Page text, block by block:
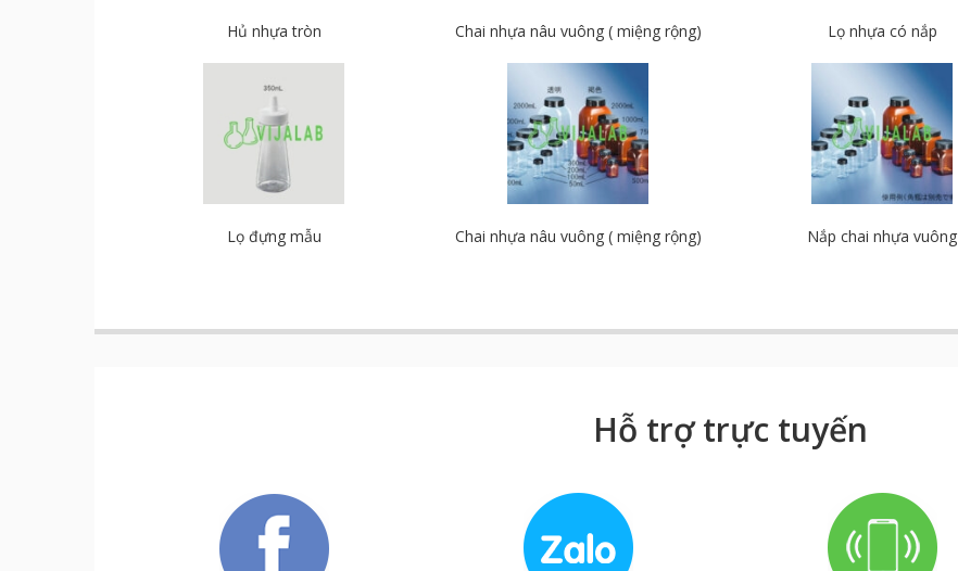
Hủ nhựa tròn Chai nhựa nâu vuông ( miệng rộng) Lọ nhựa có nắp
Lọ đựng mẫu Chai nhựa nâu vuông ( miệng rộng) Nắp chai nhựa vuông
Hỗ trợ trực tuyến